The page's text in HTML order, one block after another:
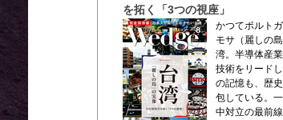
を拓く「3つの視座」
かつてポルト
モサ（麗しの
湾。半導体産
技術をリード
の記憶も、歴
包している。
中対立の最前